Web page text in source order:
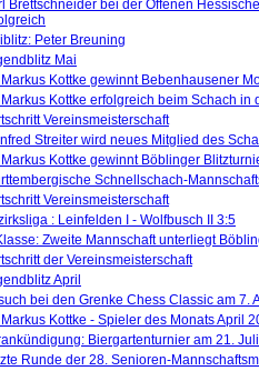
Brettschneider bei der Offenen
Peter Breuning
Mai
Markus Kottke gewinnt Bebenhausener
Markus Kottke erfolgreich beim Schach
Vereinsmeisterschaft
Streiter wird neues Mitglied des
Markus Kottke gewinnt Böblinger
Schnellschach-
Vereinsmeisterschaft
: Leinfelden I - Wolfbusch II 3:5
Zweite Mannschaft unterliegt
der Vereinsmeisterschaft
April
bei den Grenke Chess Classic am 7.
Markus Kottke - Spieler des Monats April
Biergartenturnier am 21.
Runde der 28. Senioren-